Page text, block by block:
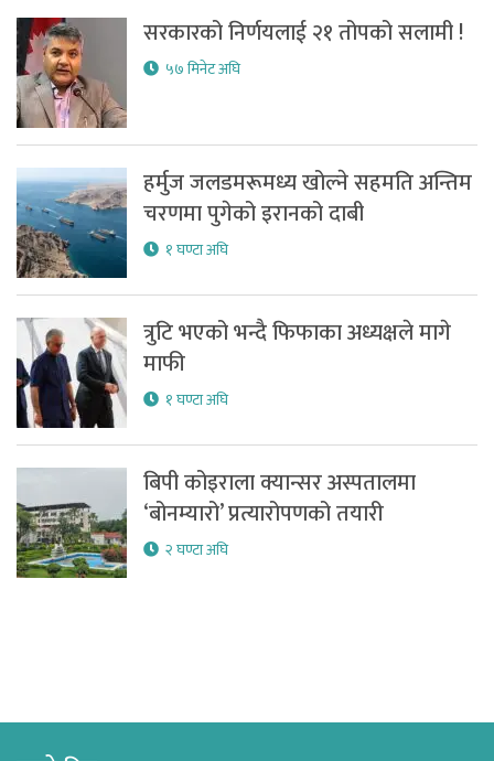
सरकारको निर्णयलाई २१ तोपको सलामी !
५७ मिनेट अघि
हर्मुज जलडमरूमध्य खोल्ने सहमति अन्तिम
चरणमा पुगेको इरानको दाबी
१ घण्टा अघि
त्रुटि भएको भन्दै फिफाका अध्यक्षले मागे
माफी
१ घण्टा अघि
बिपी कोइराला क्यान्सर अस्पतालमा
‘बोनम्यारो’ प्रत्यारोपणको तयारी
२ घण्टा अघि